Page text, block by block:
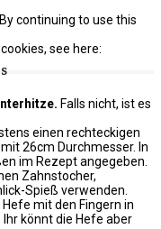
continuing to use this
see here:
Falls nicht, ist es
einen rechteckigen
26cm Durchmesser. In
im Rezept angegeben.
Zahnstocher,
Spieß verwenden.
mit den Fingern in
könnt die Hefe aber